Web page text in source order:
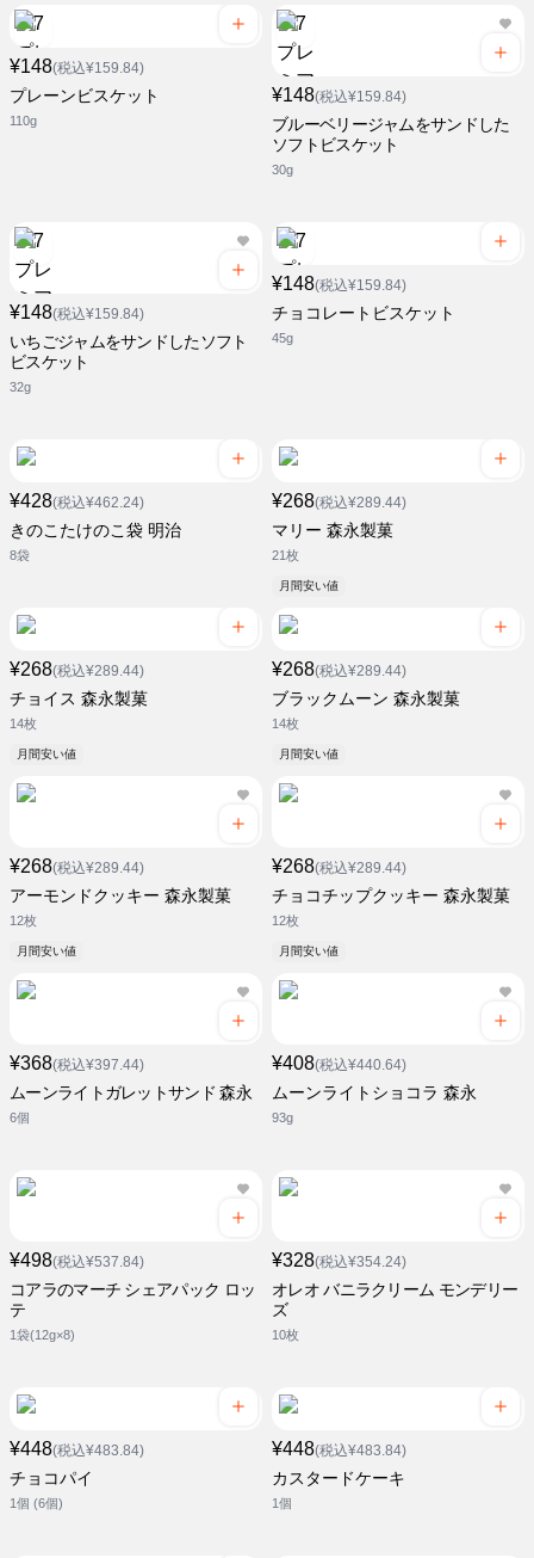
¥148(税込¥159.84)
プレーンビスケット
110g
¥148(税込¥159.84)
ブルーベリージャムをサンドした
ソフトビスケット
30g
¥148(税込¥159.84)
いちごジャムをサンドしたソフト
ビスケット
32g
¥148(税込¥159.84)
チョコレートビスケット
45g
¥428(税込¥462.24)
きのこたけのこ袋 明治
8袋
¥268(税込¥289.44)
マリー 森永製菓
21枚
月間安い値
¥268(税込¥289.44)
チョイス 森永製菓
14枚
月間安い値
¥268(税込¥289.44)
ブラックムーン 森永製菓
14枚
月間安い値
¥268(税込¥289.44)
アーモンドクッキー 森永製菓
12枚
月間安い値
¥268(税込¥289.44)
チョコチップクッキー 森永製菓
12枚
月間安い値
¥368(税込¥397.44)
ムーンライトガレットサンド 森永
6個
¥408(税込¥440.64)
ムーンライトショコラ 森永
93g
¥498(税込¥537.84)
コアラのマーチ シェアパック ロッ
テ
1袋(12g×8)
¥328(税込¥354.24)
オレオ バニラクリーム モンデリー
ズ
10枚
¥448(税込¥483.84)
チョコパイ
1個 (6個)
¥448(税込¥483.84)
カスタードケーキ
1個